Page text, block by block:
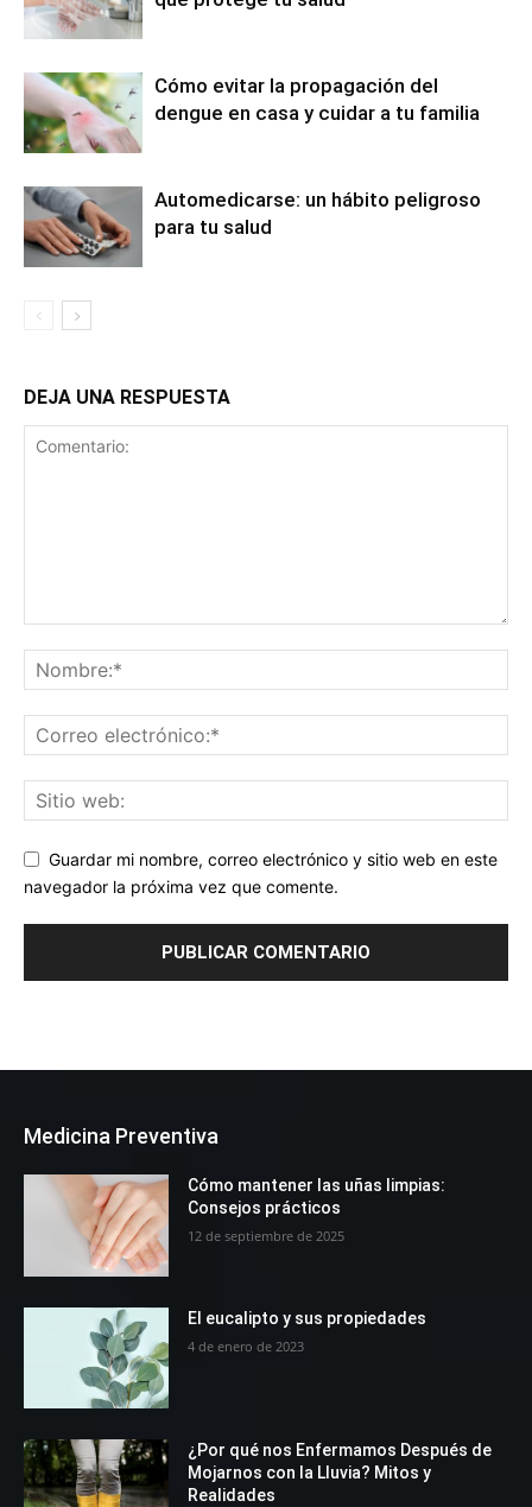
Cómo evitar la propagación del
dengue en casa y cuidar a tu familia
Automedicarse: un hábito peligroso
para tu salud
DEJA UNA RESPUESTA
Guardar mi nombre, correo electrónico y sitio web en este
navegador la próxima vez que comente.
Medicina Preventiva
Cómo mantener las uñas limpias:
Consejos prácticos
12 de septiembre de 2025
El eucalipto y sus propiedades
4 de enero de 2023
¿Por qué nos Enfermamos Después de
Mojarnos con la Lluvia? Mitos y
Realidades